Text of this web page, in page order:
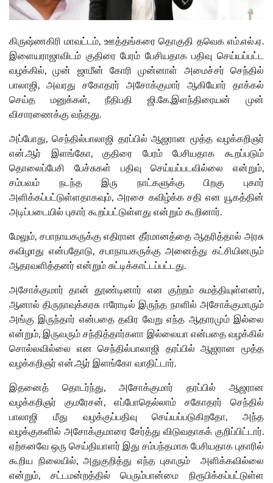
கிருஷ்ணகிரி மாவட்டம், ஊத்தங்கரை தொகுதி தவெக எம்.எல்.ஏ.
இளையராஜாவிடம் குதிரை பேரம் பேசியதாக பதிவு செய்யப்பட்ட
வழக்கில், முன் ஜாமீன் கோரி முன்னாள் அமைச்சர் செந்தில்
பாலாஜி, அவரது சகோதரர் அசோக்குமார் ஆகியோர் தாக்கல்
செய்த மனுக்கள், நீதிபதி ஜி.கே.இளந்திரையன் முன்
விசாரணைக்கு வந்தது.
அப்போது, செந்தில்பாலாஜி தரப்பில் ஆஜரான மூத்த வழக்கறிஞர்
என்.ஆர் இளங்கோ, குதிரை பேரம் பேசியதாக கூறப்படும்
தொலைப்பேசி பேச்சுகள் பதிவு செய்யப்படவில்லை என்றும்,
சம்பவம் நடந்த இரு நாட்களுக்கு பிறகு புகார்
அளிக்கப்பட்டுள்ளதாகவும், அரசை கவிழ்க்க சதி என யூகத்தின்
அடிப்படையில் புகார் கூறப்பட்டுள்ளது என்றும் கூறினார்.
மேலும், சபாநாயகருக்கு எதிரான தீர்மானத்தை ஆதரித்தால் அரசு
கவிழாது என்பதோடு, சபாநாயகருக்கு அனைத்து கட்சியினரும்
ஆதரவளித்தனர் என்றும் சுட்டிக்காட்டப்பட்டது.
அசோக்குமார் தான் தூண்டினார் என குற்றம் சுமத்தியுள்ளனர்,
ஆனால் திருநாவுக்கரசு ஈரோடில் இருந்த நாளில் அசோக்குமாரும்
அங்கு இருந்தார் என்பதை தவிர வேறு எந்த ஆதாரமும் இல்லை
என்றும், இருவரும் சந்தித்தார்களா இல்லையா என்பதை வழக்கில்
சொல்லவில்லை என செந்தில்பாலாஜி தரப்பில் ஆஜரான மூத்த
வழக்கறிஞர் என்.ஆர் இளங்கோ வாதிட்டார்.
இதனைத் தொடர்ந்து, அசோக்குமார் தரப்பில் ஆஜரான
வழக்கறிஞர் குமரேசன், எப்போதெல்லாம் சகோதரர் செந்தில்
பாலாஜி மீது வழக்குப்பதிவு செய்யப்படுகிறதோ, அந்த
வழக்குகளில் அசோக்குமாரை சேர்த்து விடுவதாகக் குறிப்பிட்டார்.
ஏற்கனவே ஒரு செய்தியாளர் இது சம்பந்தமாக பேசியதாக புகாரில்
கூறிய நிலையில், அதுகுறித்து எந்த புகாரும் அளிக்கவில்லை
என்றும், சட்டமன்றத்தில் பெரும்பான்மை நிரூபிக்கப்பட்டுள்ள